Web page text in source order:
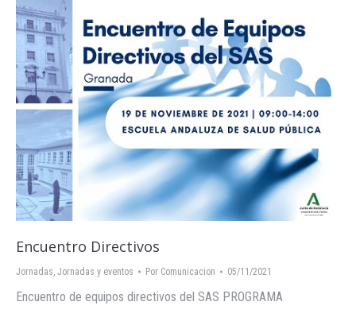
Encuentro Directivos
Jornadas, Jornadas y eventos Por Comunicacion 05/11/2021
Encuentro de equipos directivos del SAS PROGRAMA